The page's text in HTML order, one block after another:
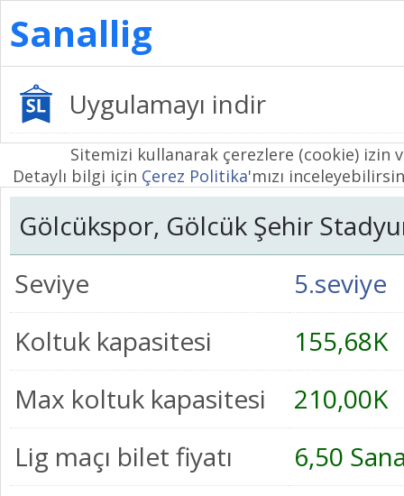
Sanallig
Uygulamayı indir
Sitemizi kullanarak çerezlere (cookie) izin
Detaylı bilgi için Çerez Politika'mızı
Gölcükspor, Gölcük Şehir
Seviye
5.seviye
Koltuk kapasitesi
155,68K
Max koltuk kapasitesi
210,00K
Lig maçı bilet fiyatı
6,50